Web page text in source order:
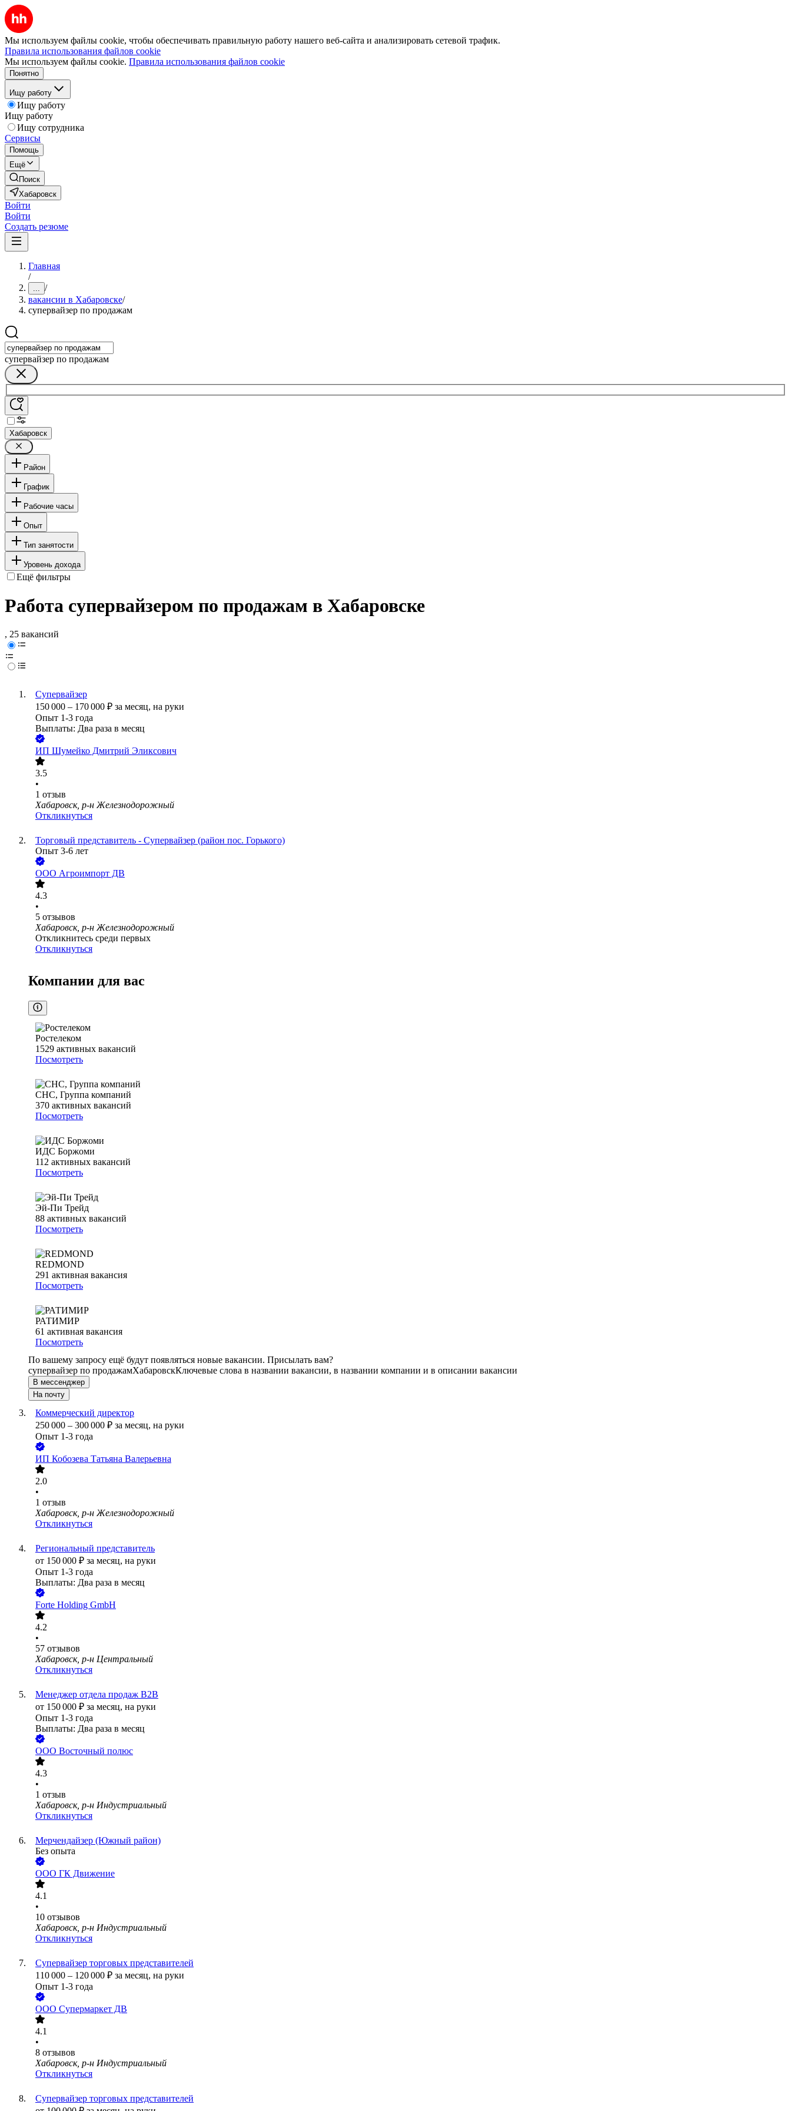
Мы используем файлы cookie, чтобы обеспечивать правильную работу нашего веб-сайта и анализировать сетевой трафик.
Правила использования файлов cookie
Мы используем файлы cookie. Правила использования файлов cookie
Понятно
Ищу работу
Ищу работу
Ищу работу
Ищу сотрудника
Сервисы
Помощь
Ещё
Поиск
Хабаровск
Войти
Войти
Создать резюме
Главная
/
... /
вакансии в Хабаровске/
супервайзер по продажам
супервайзер по продажам
Хабаровск
Район
График
Рабочие часы
Опыт
Тип занятости
Уровень дохода
Ещё фильтры
Работа супервайзером по продажам в Хабаровске
, 25 вакансий
Супервайзер
150 000 – 170 000 ₽ за месяц, на руки
Опыт 1-3 года
Выплаты: Два раза в месяц
ИП Шумейко Дмитрий Эликсович
3.5
•
1 отзыв
Хабаровск, р-н Железнодорожный
Откликнуться
Торговый представитель - Супервайзер (район пос. Горького)
Опыт 3-6 лет
ООО Агроимпорт ДВ
4.3
•
5 отзывов
Хабаровск, р-н Железнодорожный
Откликнитесь среди первых
Откликнуться
Компании для вас
Ростелеком
1529 активных вакансий
Посмотреть
СНС, Группа компаний
370 активных вакансий
Посмотреть
ИДС Боржоми
112 активных вакансий
Посмотреть
Эй-Пи Трейд
88 активных вакансий
Посмотреть
REDMOND
291 активная вакансия
Посмотреть
РАТИМИР
61 активная вакансия
Посмотреть
По вашему запросу ещё будут появляться новые вакансии. Присылать вам?
супервайзер по продажамХабаровскКлючевые слова в названии вакансии, в названии компании и в описании вакансии
В мессенджер
На почту
Коммерческий директор
250 000 – 300 000 ₽ за месяц, на руки
Опыт 1-3 года
ИП Кобозева Татьяна Валерьевна
2.0
•
1 отзыв
Хабаровск, р-н Железнодорожный
Откликнуться
Региональный представитель
от 150 000 ₽ за месяц, на руки
Опыт 1-3 года
Выплаты: Два раза в месяц
Forte Holding GmbH
4.2
•
57 отзывов
Хабаровск, р-н Центральный
Откликнуться
Менеджер отдела продаж B2B
от 150 000 ₽ за месяц, на руки
Опыт 1-3 года
Выплаты: Два раза в месяц
ООО Восточный полюс
4.3
•
1 отзыв
Хабаровск, р-н Индустриальный
Откликнуться
Мерчендайзер (Южный район)
Без опыта
ООО ГК Движение
4.1
•
10 отзывов
Хабаровск, р-н Индустриальный
Откликнуться
Супервайзер торговых представителей
110 000 – 120 000 ₽ за месяц, на руки
Опыт 1-3 года
ООО Супермаркет ДВ
4.1
•
8 отзывов
Хабаровск, р-н Индустриальный
Откликнуться
Супервайзер торговых представителей